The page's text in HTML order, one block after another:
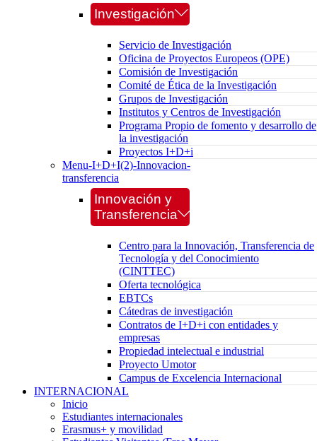
Investigación
Servicio de Investigación
Oficina de Proyectos Europeos (OPE)
Comisión de Investigación
Comité de Ética de la Investigación
Grupos de Investigación
Institutos y Centros de Investigación
Programa Propio de fomento y desarrollo de
la investigación
Proyectos I+D+i
Menu-I+D+I(2)-Innovacion-
transferencia
Innovación y
Transferencia
Centro para la Innovación, Transferencia de
Tecnología y del Conocimiento
(CINTTEC)
Oferta tecnológica
EBTCs
Cátedras de investigación
Contratos de I+D+i con entidades y
empresas
Propiedad intelectual e industrial
Proyecto Umotor
Campus de Excelencia Internacional
INTERNACIONAL
Inicio
Estudiantes internacionales
Erasmus+ y movilidad